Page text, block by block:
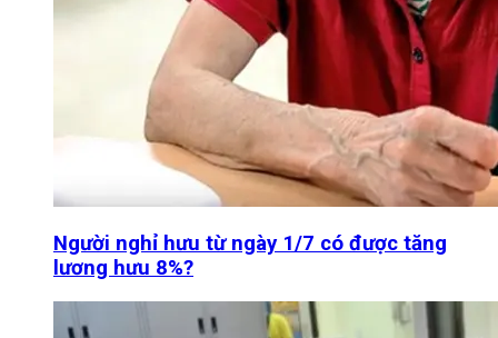
Người nghỉ hưu từ ngày 1/7 có được tăng
lương hưu 8%?